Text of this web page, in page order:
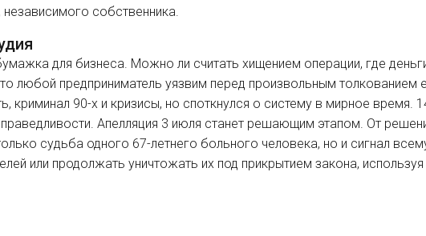
собственника.
для бизнеса. Можно ли считать хищением операции, где
любой предприниматель уязвим перед произвольным толкованием
криминал 90-х и кризисы, но споткнулся о систему в мирное время.
Апелляция 3 июля станет решающим этапом. От
судьба одного 67-летнего больного человека, но и сигнал
или продолжать уничтожать их под прикрытием закона, используя